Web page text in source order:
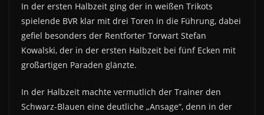
In der ersten Halbzeit ging der in weißen Trikots
spielende BVR klar mit drei Toren in die Führung, dabei
gefiel besonders der Rentforter Torwart Stefan
Kowalski, der in der ersten Halbzeit bei fünf Ecken mit
großartigen Paraden glänzte.
In der Halbzeit machte vermutlich der Trainer den
Schwarz-Blauen eine deutliche „Ansage“, denn in der